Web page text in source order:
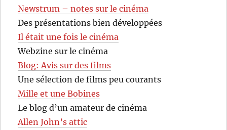
Newstrum – notes sur le cinéma
Des présentations bien développées
Il était une fois le cinéma
Webzine sur le cinéma
Blog: Avis sur des films
Une sélection de films peu courants
Mille et une Bobines
Le blog d’un amateur de cinéma
Allen John’s attic